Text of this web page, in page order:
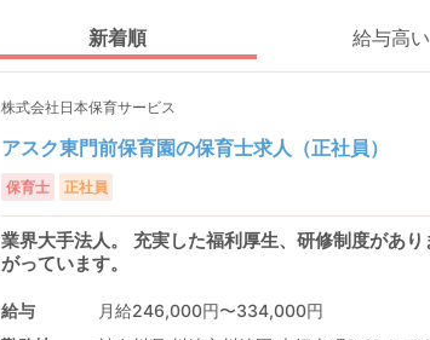
新着順 給与高
株式会社日本保育サービス
アスク東門前保育園の保育士求人（正社員）
保育士 正社員
業界大手法人。 充実した福利厚生、研修制度があ
がっています。
給与
月給246,000円〜334,000円